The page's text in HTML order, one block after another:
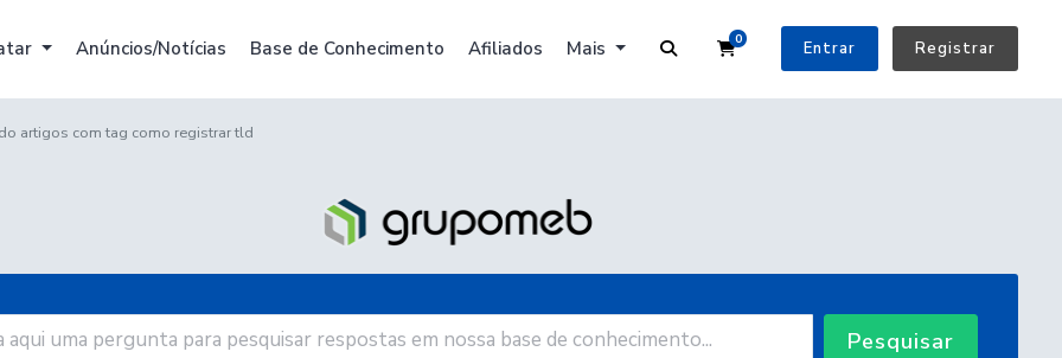
Anúncios/Notícias Base de Conhecimento Afiliados Mais 0Carrinho de Compras
Entrar Registrar
artigos com tag como registrar tld
Pesquisar